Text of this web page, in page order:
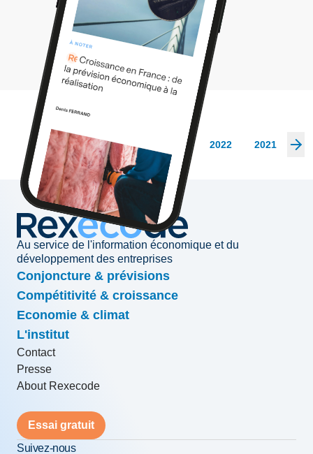
Les archives
2026 2025 2024 2023 2022 2021
Au service de l'information économique et du
développement des entreprises
Conjoncture & prévisions
Compétitivité & croissance
Economie & climat
L'institut
Contact
Presse
About Rexecode
Essai gratuit
Suivez-nous